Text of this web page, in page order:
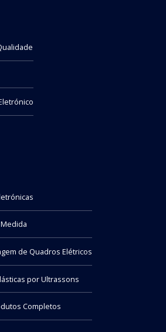
de Quadros Elétricos
por Ultrassons
Completos